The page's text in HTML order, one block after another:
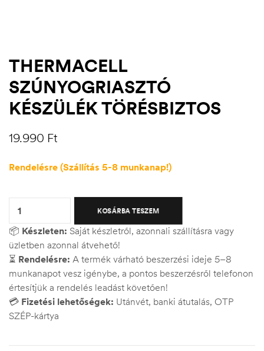
THERMACELL
SZÚNYOGRIASZTÓ
KÉSZÜLÉK TÖRÉSBIZTOS
19.990 Ft
Rendelésre (Szállítás 5-8 munkanap!)
KOSÁRBA TESZEM
📦 Készleten: Saját készletről, azonnali szállításra vagy
üzletben azonnal átvehető!
⏳ Rendelésre: A termék várható beszerzési ideje 5–8
munkanapot vesz igénybe, a pontos beszerzésről telefonon
értesítjük a rendelés leadást követően!
💳 Fizetési lehetőségek: Utánvét, banki átutalás, OTP
SZÉP-kártya